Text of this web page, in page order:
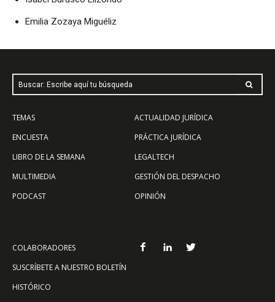
Emilia Zozaya Miguéliz
Buscar: Escribe aquí tu búsqueda
TEMAS
ENCUESTA
LIBRO DE LA SEMANA
MULTIMEDIA
PODCAST
ACTUALIDAD JURÍDICA
PRÁCTICA JURÍDICA
LEGALTECH
GESTIÓN DEL DESPACHO
OPINIÓN
COLABORADORES
SUSCRÍBETE A NUESTRO BOLETÍN
HISTÓRICO